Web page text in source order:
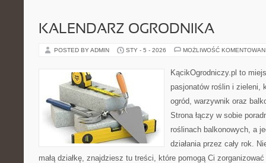
KALENDARZ OGRODNIKA
POSTED BY ADMIN STY - 5 - 2026 MOŻLIWOŚĆ
KącikOgrodniczy.pl to
pasjonatów roślin i zieleni,
ogród, warzywnik oraz
Strona łączy w sobie
roślinach balkonowych, a
działania przez cały rok.
małą działkę, znajdziesz tu treści, które pomogą Ci